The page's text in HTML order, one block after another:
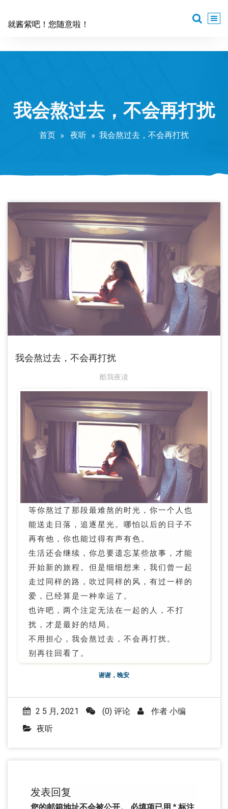
就酱紫吧！您随意啦！
我会熬过去，不会再打扰
首页 夜听 我会熬过去，不会再打扰
我会熬过去，不会再打扰
我，你也绝对不想要这样的学生、朋友、同事和伴侣！这孩子很聪明很现实，未来
定能考上好的大学，假以时日也能功成名就。但呼风唤雨之时，不会是个有益于社
会的好人，为官必是贪官、为商必是奸商。今天，你为这种孩子叫的好，明天就会
变成他们发起疯来作的恶。在他的身上，可以看到《人民的名义》里祁同伟的影
子，自卑于自己的家庭出身，野心膨胀，想要不择手段往上爬，却美其名曰“上进”，
想逆天改命、“胜天半子”。生命中几乎所有的大活人，可能都只是他上进游戏中的棋
子，有用则留，无用则弃。于是人和人的关系，就简化成了利害关系：作为父母，
当你不能满足他的要求，不能提供给他更多更好的资源时，他会置你十几年的养育
之恩于不顾，说你不配当他的父母；作为老师，当你不能提供他更多的知识时，他
会忽略你曾经给他无微不至的关爱，说你不配当他的老师；作为朋友，当你不能再
给他提供帮助和利益，他会忘记你们几十年共患难的友情，说你不配当他的朋友；
作为妻子，当他走上了人生巅峰，风光无限之时，而你熬成了黄脸婆的时候他会违
背曾经的山盟海誓，将你弃如敝履，还说你不配当他的老婆……配还是不配，就看还
有没有利用价值。这小孩子对待生养他的父母都是这副嘴脸，对待生命中那些无足
酷我夜读
等你熬过了那段最难熬的时光，你一个人也
能送走日落，追逐星光。哪怕以后的日子不
再有他，你也能过得有声有色。
生活还会继续，你总要遗忘某些故事，才能
开始新的旅程。但是细细想来，我们曾一起
走过同样的路，吹过同样的风，有过一样的
爱，已经算是一种幸运了。
也许吧，两个注定无法在一起的人，不打
扰，才是最好的结局。
不用担心，我会熬过去，不会再打扰。
别再往回看了。
谢谢，晚安
2 5 月, 2021 (0) 评论 作者 小编
夜听
发表回复
您的邮箱地址不会被公开。 必填项已用 * 标注